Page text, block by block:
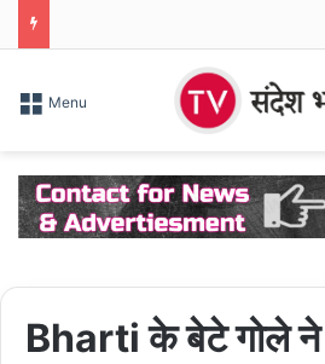
Menu
Bharti के बेटे गोले ने